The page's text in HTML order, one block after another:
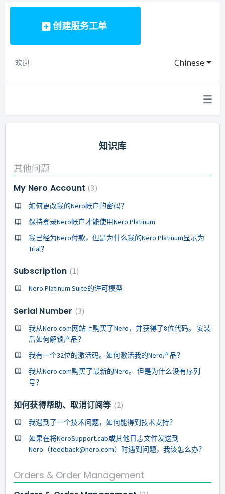
创建服务工单
Chinese
欢迎
知识库
其他问题
My Nero Account 3
如何更改我的Nero帐户的密码？
保持登录Nero帐户才能使用Nero Platinum
我已经为Nero付款，但是为什么我的Nero Platinum显示为
Trial？
Subscription 1
Nero Platinum Suite的许可模型
Serial Number 3
我从Nero.com网站上购买了Nero，并获得了8位代码。 安装
后如何解锁产品？
我有一个32位的激活码。如何激活我的Nero产品？
我从Nero.com购买了最新的Nero。 但是为什么没有序列
号？
如何获得帮助、取消订阅等 2
我遇到了一个技术问题，如何能得到技术支持？
如果在将NeroSupport.cab或其他日志文件发送到
Nero（feedback@nero.com）时遇到问题，我该怎么办？
Orders & Order Management